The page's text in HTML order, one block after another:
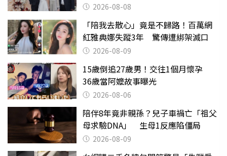
2026-08-08
「陪我去散心」竟是不歸路！百萬網
紅雅典娜失蹤3年 驚傳遭綁架滅口
2026-08-09
15歲倒追27歲男！交往1個月懷孕
36歲當阿嬤故事曝光
2026-08-06
陪伴8年竟非親孫？兒子車禍亡「祖父
母求驗DNA」 生母1反應陷僵局
2026-08-09